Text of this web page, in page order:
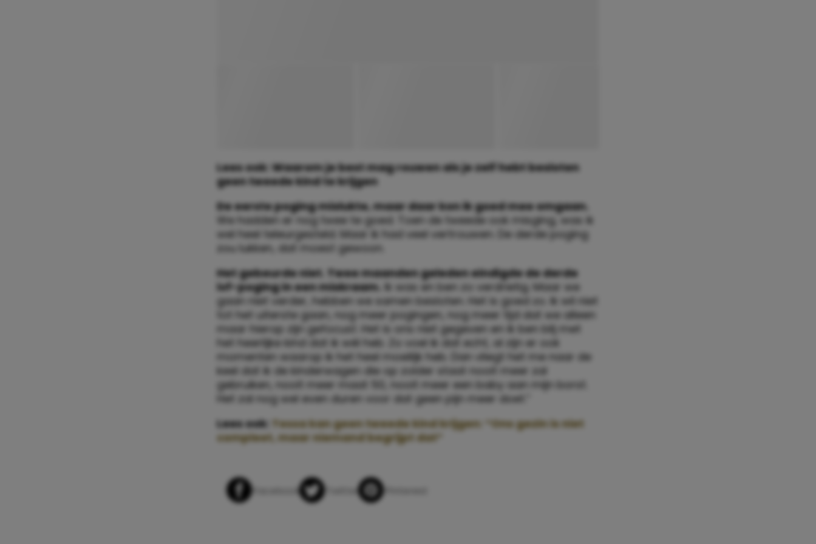
Lees ook: Waarom je best mag rouwen als je zelf hebt besloten
geen tweede kind te krijgen
De eerste poging mislukte, maar daar kon ik goed mee omgaan.
We hadden er nog twee te goed. Toen de tweede ook misging, was ik
wel heel teleurgesteld. Maar ik had veel vertrouwen. De derde poging
zou lukken, dat moest gewoon.
Het gebeurde niet. Twee maanden geleden eindigde de derde
ivf-poging in een miskraam. Ik was en ben zo verdrietig. Maar we
gaan niet verder, hebben we samen besloten. Het is goed zo. Ik wil niet
tot het uiterste gaan, nog meer pogingen, nog meer tijd dat we alleen
maar hierop zijn gefocust. Het is ons niet gegeven en ik ben blij met
het heerlijke kind dat ik wél heb. Zo voel ik dat echt, al zijn er ook
momenten waarop ik het heel moeilijk heb. Dan vliegt het me naar de
keel dat ik de kinderwagen die op zolder staat nooit meer zal
gebruiken, nooit meer maat 50, nooit meer een baby aan mijn borst.
Het zal nog wel even duren voor dat geen pijn meer doet.”
Lees ook: Tessa kan geen tweede kind krijgen: “Ons gezin is niet
compleet, maar niemand begrijpt dat”
Whatsapp